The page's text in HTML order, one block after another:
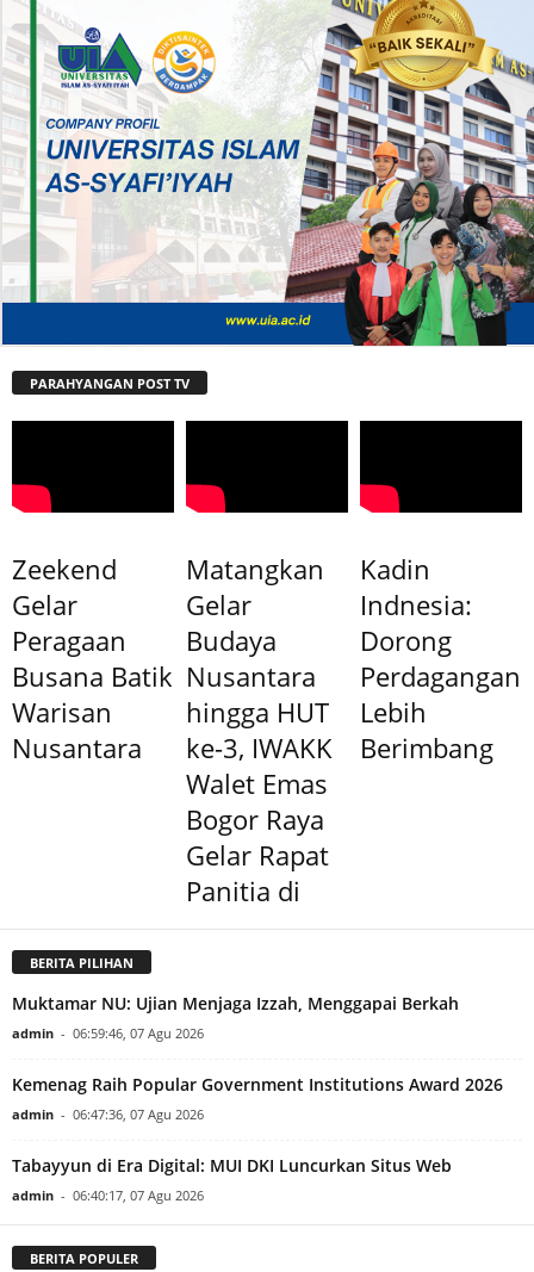
PARAHYANGAN POST TV
Zeekend
Gelar
Peragaan
Busana Batik
Warisan
Nusantara
Matangkan
Gelar
Budaya
Nusantara
hingga HUT
ke-3, IWAKK
Walet Emas
Bogor Raya
Gelar Rapat
Panitia di
Kadin
Indnesia:
Dorong
Perdagangan
Lebih
Berimbang
BERITA PILIHAN
Muktamar NU: Ujian Menjaga Izzah, Menggapai Berkah
admin - 06:59:46, 07 Agu 2026
Kemenag Raih Popular Government Institutions Award 2026
admin - 06:47:36, 07 Agu 2026
Tabayyun di Era Digital: MUI DKI Luncurkan Situs Web
admin - 06:40:17, 07 Agu 2026
BERITA POPULER